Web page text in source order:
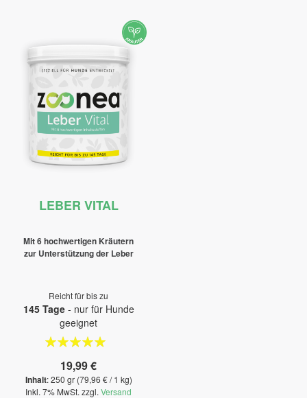
LEBER VITAL
Mit 6 hochwertigen Kräutern
zur Unterstützung der Leber
Reicht für bis zu
145 Tage- nur für Hunde
geeignet
Bewertung:
19,99 €
Inhalt: 250 gr (79,96 € / 1 kg)
Inkl. 7% MwSt. zzgl. Versand